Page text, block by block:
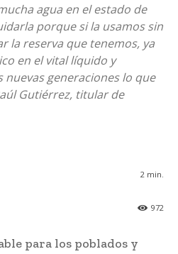
agua en el estado de
porque si la usamos sin
la reserva que tenemos, ya
en el vital líquido y
nuevas generaciones lo que
Gutiérrez, titular de
2 min.
972
para los poblados y